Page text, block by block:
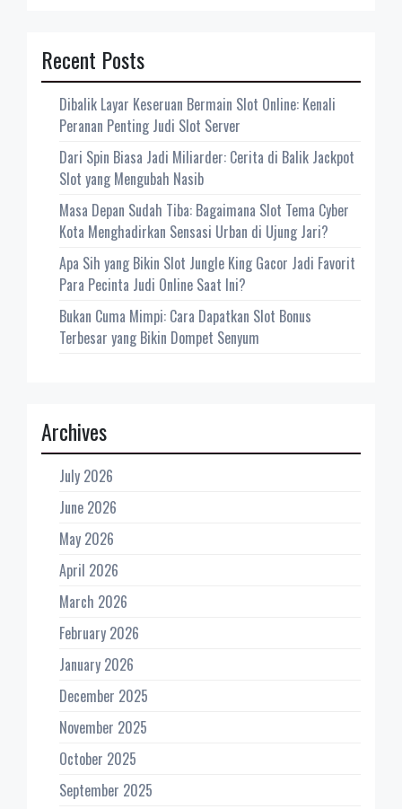
Recent Posts
Dibalik Layar Keseruan Bermain Slot Online: Kenali
Peranan Penting Judi Slot Server
Dari Spin Biasa Jadi Miliarder: Cerita di Balik Jackpot
Slot yang Mengubah Nasib
Masa Depan Sudah Tiba: Bagaimana Slot Tema Cyber
Kota Menghadirkan Sensasi Urban di Ujung Jari?
Apa Sih yang Bikin Slot Jungle King Gacor Jadi Favorit
Para Pecinta Judi Online Saat Ini?
Bukan Cuma Mimpi: Cara Dapatkan Slot Bonus
Terbesar yang Bikin Dompet Senyum
Archives
July 2026
June 2026
May 2026
April 2026
March 2026
February 2026
January 2026
December 2025
November 2025
October 2025
September 2025